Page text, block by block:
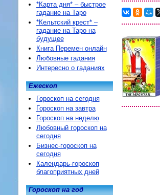
*Карта дня* – быстрое
гадание на Таро
*Кельтский крест* –
гадание на Таро на
будущее
Книга Перемен онлайн
Любовные гадания
Интересно о гаданиях
Ежескоп
Гороскоп на сегодня
Гороскоп на завтра
Гороскоп на неделю
Любовный гороскоп на
сегодня
Бизнес-гороскоп на
сегодня
Календарь-гороскоп
благоприятных дней
Гороскоп на год